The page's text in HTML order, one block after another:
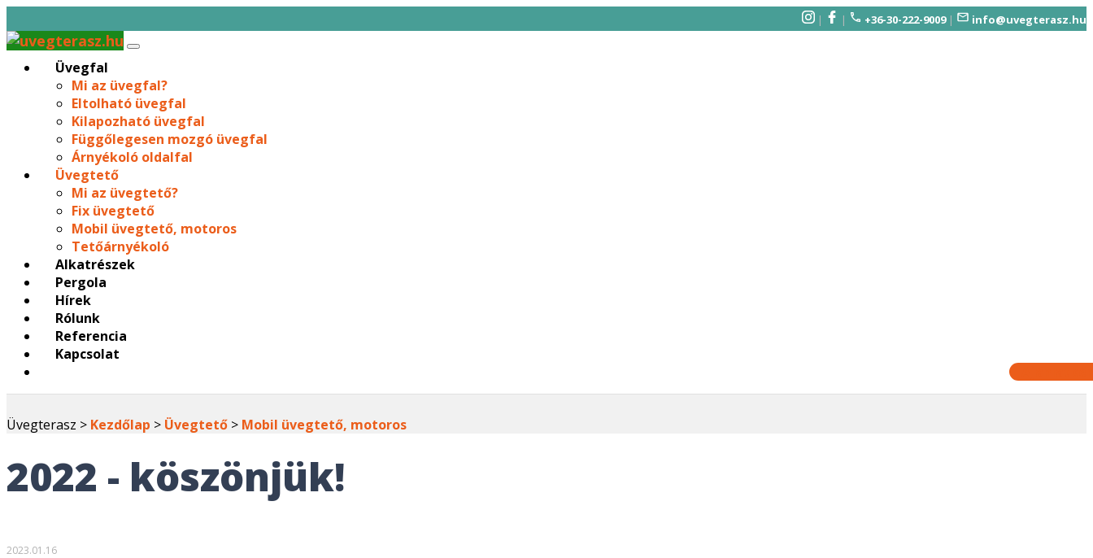
| | +36-30-222-9009 | info@uvegterasz.hu
Üvegfal
Mi az üvegfal?
Eltolható üvegfal
Kilapozható üvegfal
Függőlegesen mozgó üvegfal
Árnyékoló oldalfal
Üvegtető
Mi az üvegtető?
Fix üvegtető
Mobil üvegtető, motoros
Tetőárnyékoló
Alkatrészek
Pergola
Hírek
Rólunk
Referencia
Kapcsolat
Üvegterasz > Kezdőlap > Üvegtető > Mobil üvegtető, motoros
2022 - köszönjük!
2023.01.16